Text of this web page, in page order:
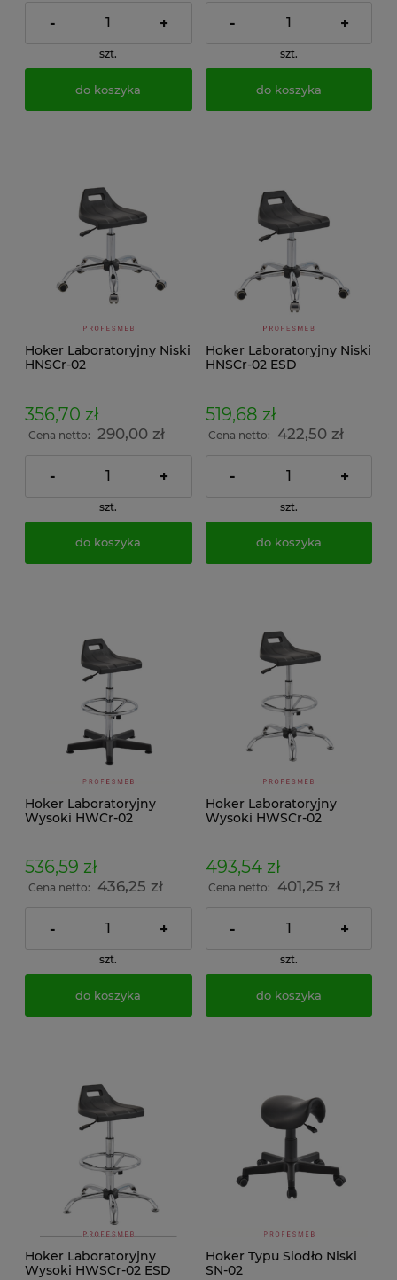
- +
szt.
do koszyka
- +
szt.
do koszyka
Hoker Laboratoryjny Niski
HNSCr-02
356,70 zł
Cena netto: 290,00 zł
- +
szt.
do koszyka
Hoker Laboratoryjny Niski
HNSCr-02 ESD
519,68 zł
Cena netto: 422,50 zł
- +
szt.
do koszyka
Hoker Laboratoryjny
Wysoki HWCr-02
536,59 zł
Cena netto: 436,25 zł
- +
szt.
do koszyka
Hoker Laboratoryjny
Wysoki HWSCr-02
493,54 zł
Cena netto: 401,25 zł
- +
szt.
do koszyka
Hoker Laboratoryjny
Wysoki HWSCr-02 ESD
Hoker Typu Siodło Niski
SN-02